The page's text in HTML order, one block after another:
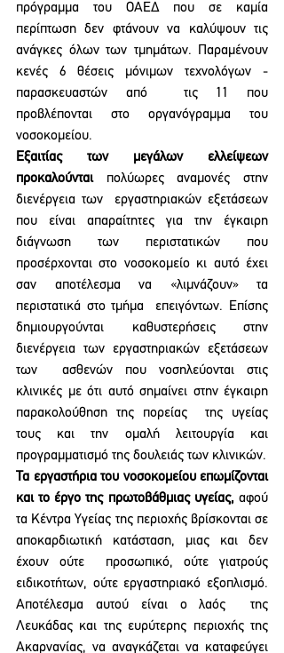
πρόγραμμα του ΟΑΕΔ που σε καμία
περίπτωση δεν φτάνουν να καλύψουν τις
ανάγκες όλων των τμημάτων. Παραμένουν
κενές 6 θέσεις μόνιμων τεχνολόγων -
παρασκευαστών από  τις 11 που
προβλέπονται στο οργανόγραμμα του
νοσοκομείου.
Εξαιτίας των μεγάλων ελλείψεων
προκαλούνται πολύωρες αναμονές στην
διενέργεια των  εργαστηριακών εξετάσεων
που είναι απαραίτητες για την έγκαιρη
διάγνωση των περιστατικών που
προσέρχονται στο νοσοκομείο κι αυτό έχει
σαν αποτέλεσμα να «λιμνάζουν» τα
περιστατικά στο τμήμα  επειγόντων. Επίσης
δημιουργούνται καθυστερήσεις στην
διενέργεια των εργαστηριακών εξετάσεων
των  ασθενών που νοσηλεύονται στις
κλινικές με ότι αυτό σημαίνει στην έγκαιρη
παρακολούθηση της πορείας  της υγείας
τους και την ομαλή λειτουργία και
Τα εργαστήρια του νοσοκομείου επωμίζονται
και το έργο της πρωτοβάθμιας υγείας, αφού
τα Κέντρα Υγείας της περιοχής βρίσκονται σε
αποκαρδιωτική κατάσταση, μιας και δεν
έχουν ούτε  προσωπικό, ούτε γιατρούς
ειδικοτήτων, ούτε εργαστηριακό εξοπλισμό.
Αποτέλεσμα αυτού είναι ο λαός  της
Λευκάδας και της ευρύτερης περιοχής της
Ακαρνανίας, να αναγκάζεται να καταφεύγει